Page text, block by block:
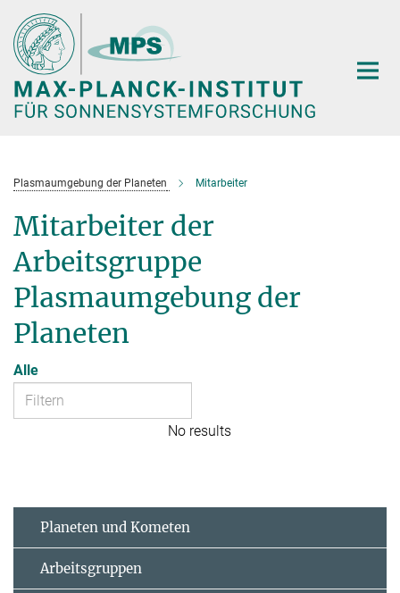
Hauptinhalt
Plasmaumgebung der Planeten Mitarbeiter
Mitarbeiter der
Arbeitsgruppe
Plasmaumgebung der
Planeten
Alle
No results
Planeten und Kometen
Arbeitsgruppen